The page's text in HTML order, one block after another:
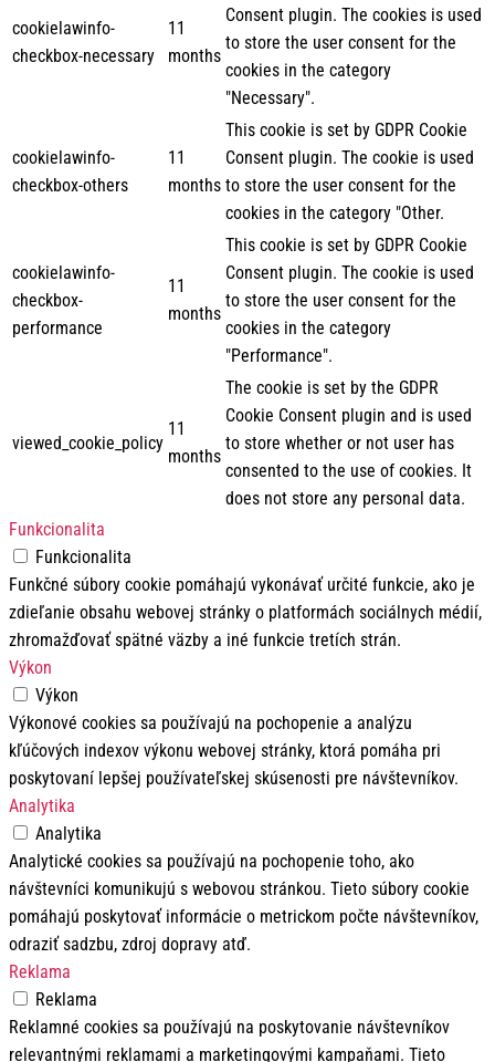
cookielawinfo-
checkbox-necessary
11
months
Consent plugin. The cookies is used
to store the user consent for the
cookies in the category
"Necessary".
cookielawinfo-
checkbox-others
11
months
This cookie is set by GDPR Cookie
Consent plugin. The cookie is used
to store the user consent for the
cookies in the category "Other.
cookielawinfo-
checkbox-
performance
11
months
This cookie is set by GDPR Cookie
Consent plugin. The cookie is used
to store the user consent for the
cookies in the category
"Performance".
viewed_cookie_policy
11
months
The cookie is set by the GDPR
Cookie Consent plugin and is used
to store whether or not user has
consented to the use of cookies. It
does not store any personal data.
Funkcionalita
Funkcionalita
Funkčné súbory cookie pomáhajú vykonávať určité funkcie, ako je
zdieľanie obsahu webovej stránky o platformách sociálnych médií,
zhromažďovať spätné väzby a iné funkcie tretích strán.
Výkon
Výkon
Výkonové cookies sa používajú na pochopenie a analýzu
kľúčových indexov výkonu webovej stránky, ktorá pomáha pri
poskytovaní lepšej používateľskej skúsenosti pre návštevníkov.
Analytika
Analytika
Analytické cookies sa používajú na pochopenie toho, ako
návštevníci komunikujú s webovou stránkou. Tieto súbory cookie
pomáhajú poskytovať informácie o metrickom počte návštevníkov,
odraziť sadzbu, zdroj dopravy atď.
Reklama
Reklama
Reklamné cookies sa používajú na poskytovanie návštevníkov
relevantnými reklamami a marketingovými kampaňami. Tieto